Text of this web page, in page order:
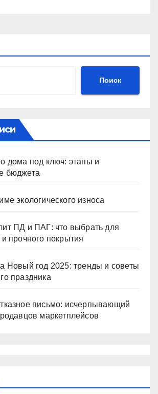
Поиск
дома под ключ: этапы и
бюджета
экологического износа
ПД и ПАГ: что выбрать для
и прочного покрытия
Новый год 2025: тренды и советы
праздника
письмо: исчерпывающий
маркетплейсов